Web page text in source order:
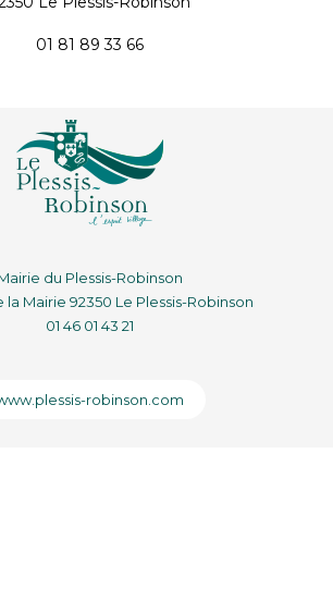
01 81 89 33 66
du Plessis-Robinson
la Mairie 92350 Le Plessis-Robinson
01 46 01 43 21
robinson.com